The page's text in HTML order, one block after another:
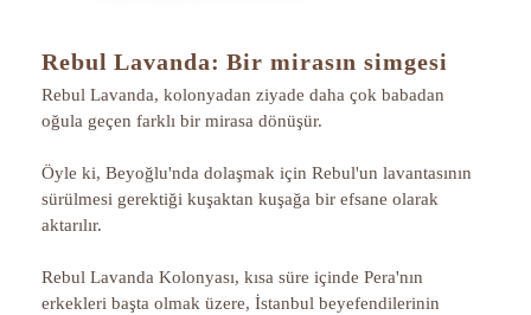
Rebul Lavanda: Bir mirasın simgesi
Rebul Lavanda, kolonyadan ziyade daha çok babadan
oğula geçen farklı bir mirasa dönüşür.
Öyle ki, Beyoğlu'nda dolaşmak için Rebul'un lavantasının
sürülmesi gerektiği kuşaktan kuşağa bir efsane olarak
aktarılır.
Rebul Lavanda Kolonyası, kısa süre içinde Pera'nın
erkekleri başta olmak üzere, İstanbul beyefendilerinin